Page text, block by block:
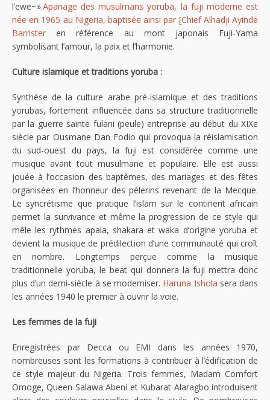
l’ewe~».Apanage des musulmans yoruba, la fuji moderne est
née en 1965 au Nigeria, baptisée ainsi par [Chief Alhadji Ayinde
Barrister en référence au mont japonais Fuji-Yama
symbolisant l’amour, la paix et l’harmonie.
Culture islamique et traditions yoruba :
Synthèse de la culture arabe pré-islamique et des traditions
yorubas, fortement influencée dans sa structure traditionnelle
par la guerre sainte fulani (peule) entreprise au début du XIXe
siècle par Ousmane Dan Fodio qui provoqua la réislamisation
du sud-ouest du pays, la fuji est considérée comme une
musique avant tout musulmane et populaire. Elle est aussi
jouée à l’occasion des baptêmes, des mariages et des fêtes
organisées en l’honneur des pélerins revenant de la Mecque.
Le syncrétisme que pratique l’islam sur le continent africain
permet la survivance et même la progression de ce style qui
mêle les rythmes apala, shakara et waka d’origine yoruba et
devient la musique de prédilection d’une communauté qui croît
en nombre. Longtemps perçue comme la musique
traditionnelle yoruba, le beat qui donnera la fuji mettra donc
plus d’un demi-siècle à se moderniser. Haruna Ishola sera dans
les années 1940 le premier à ouvrir la voie.
Les femmes de la fuji
Enregistrées par Decca ou EMI dans les années 1970,
nombreuses sont les formations à contribuer à l’édification de
ce style majeur du Nigeria. Trois femmes, Madam Comfort
Omoge, Queen Salawa Abeni et Kubarat Alaragbo introduisent